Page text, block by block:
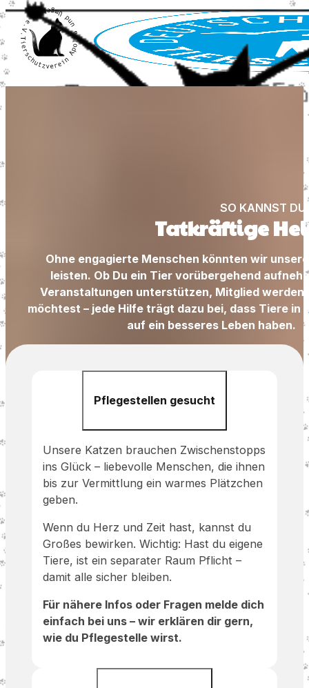
SO KANNST DU
Tatkräftige
Ohne engagierte Menschen könnten wir
leisten. Ob Du ein Tier vorübergehend
Veranstaltungen unterstützen, Mitglied werden
möchtest – jede Hilfe trägt dazu bei, dass Tiere in
auf ein besseres Leben haben.
Pflegestellen gesucht
Unsere Katzen brauchen Zwischenstopps
ins Glück – liebevolle Menschen, die ihnen
bis zur Vermittlung ein warmes Plätzchen
geben.
Wenn du Herz und Zeit hast, kannst du
Großes bewirken. Wichtig: Hast du eigene
Tiere, ist ein separater Raum Pflicht –
damit alle sicher bleiben.
Für nähere Infos oder Fragen melde dich
einfach bei uns – wir erklären dir gern,
wie du Pflegestelle wirst.